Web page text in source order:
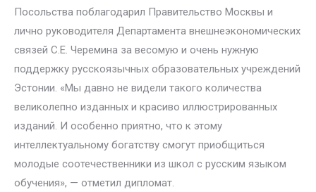
Посольства поблагодарил Правительство Москвы и
лично руководителя Департамента внешнеэкономических
связей С.Е. Черемина за весомую и очень нужную
поддержку русскоязычных образовательных учреждений
Эстонии. «Мы давно не видели такого количества
великолепно изданных и красиво иллюстрированных
изданий. И особенно приятно, что к этому
интеллектуальному богатству смогут приобщиться
молодые соотечественники из школ с русским языком
обучения», — отметил дипломат.